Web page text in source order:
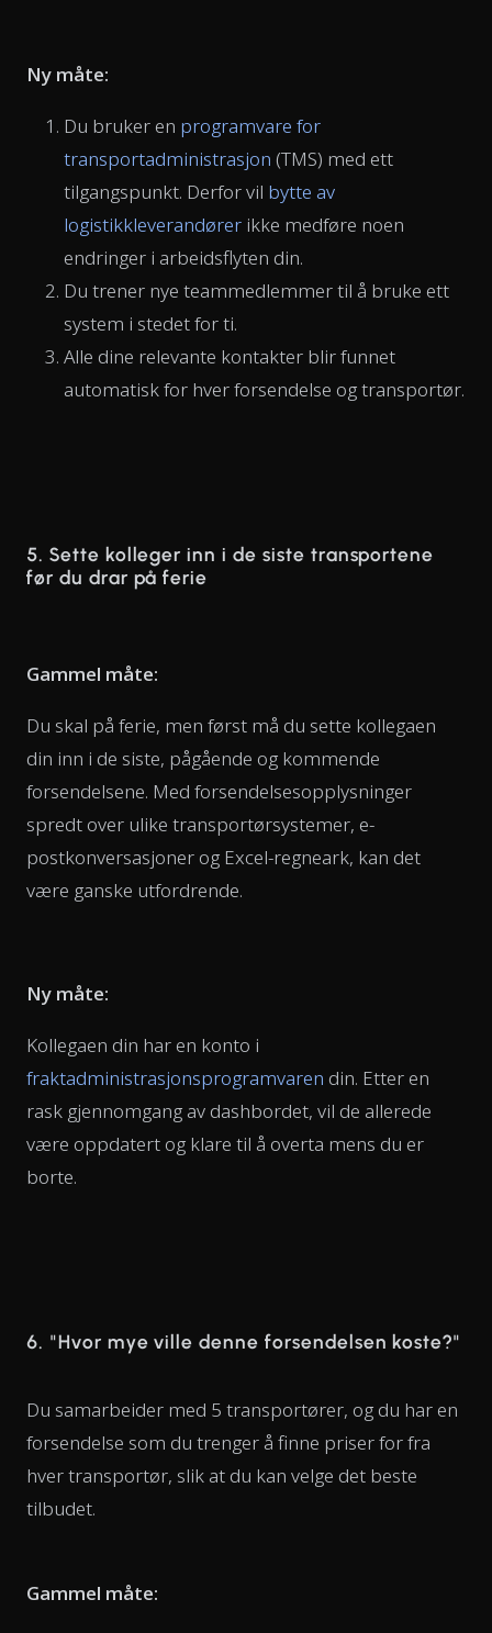
Ny måte:
Du bruker en programvare for
transportadministrasjon (TMS) med ett
tilgangspunkt. Derfor vil bytte av
logistikkleverandører ikke medføre noen
endringer i arbeidsflyten din.
Du trener nye teammedlemmer til å bruke ett
system i stedet for ti.
Alle dine relevante kontakter blir funnet
automatisk for hver forsendelse og transportør.
5. Sette kolleger inn i de siste transportene
før du drar på ferie
Gammel måte:
Du skal på ferie, men først må du sette kollegaen
din inn i de siste, pågående og kommende
forsendelsene. Med forsendelsesopplysninger
spredt over ulike transportørsystemer, e-
postkonversasjoner og Excel-regneark, kan det
være ganske utfordrende.
Ny måte:
Kollegaen din har en konto i
fraktadministrasjonsprogramvaren din. Etter en
rask gjennomgang av dashbordet, vil de allerede
være oppdatert og klare til å overta mens du er
borte.
6. "Hvor mye ville denne forsendelsen koste?"
Du samarbeider med 5 transportører, og du har en
forsendelse som du trenger å finne priser for fra
hver transportør, slik at du kan velge det beste
tilbudet.
Gammel måte: